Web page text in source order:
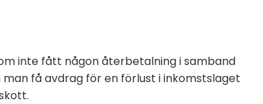
inte fått någon återbetalning i samband
man få avdrag för en förlust i inkomstslaget